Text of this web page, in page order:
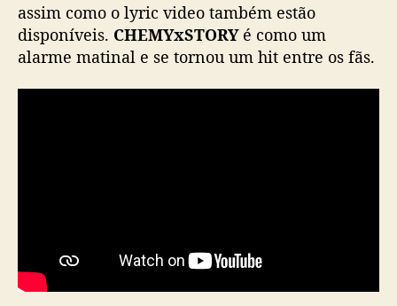
a
b
e
i
assim como o lyric video também estão
disponíveis. CHEMYxSTORYé como um
alarme matinal e se tornou um hit entre os fãs.